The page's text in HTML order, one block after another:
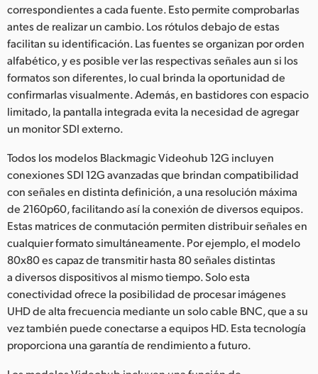
correspondientes a cada fuente. Esto permite comprobarlas
antes de realizar un cambio. Los rótulos debajo de estas
facilitan su identificación. Las fuentes se organizan por orden
alfabético, y es posible ver las respectivas señales aun si los
formatos son diferentes, lo cual brinda la oportunidad de
confirmarlas visualmente. Además, en bastidores con espacio
limitado, la pantalla integrada evita la necesidad de agregar
un monitor SDI externo.
Todos los modelos Blackmagic Videohub 12G incluyen
conexiones SDI 12G avanzadas que brindan compatibilidad
con señales en distinta definición, a una resolución máxima
de 2160p60, facilitando así la conexión de diversos equipos.
Estas matrices de conmutación permiten distribuir señales en
cualquier formato simultáneamente. Por ejemplo, el modelo
80x80 es capaz de transmitir hasta 80 señales distintas
a diversos dispositivos al mismo tiempo. Solo esta
conectividad ofrece la posibilidad de procesar imágenes
UHD de alta frecuencia mediante un solo cable BNC, que a su
vez también puede conectarse a equipos HD. Esta tecnología
proporciona una garantía de rendimiento a futuro.